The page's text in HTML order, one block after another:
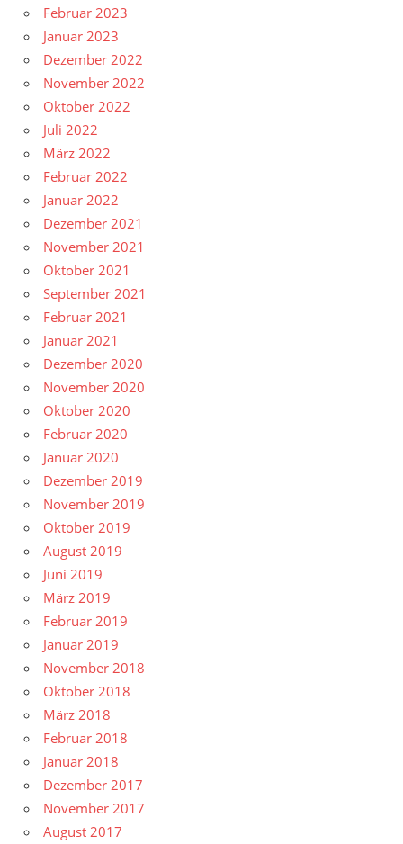
Februar 2023
Januar 2023
Dezember 2022
November 2022
Oktober 2022
Juli 2022
März 2022
Februar 2022
Januar 2022
Dezember 2021
November 2021
Oktober 2021
September 2021
Februar 2021
Januar 2021
Dezember 2020
November 2020
Oktober 2020
Februar 2020
Januar 2020
Dezember 2019
November 2019
Oktober 2019
August 2019
Juni 2019
März 2019
Februar 2019
Januar 2019
November 2018
Oktober 2018
März 2018
Februar 2018
Januar 2018
Dezember 2017
November 2017
August 2017